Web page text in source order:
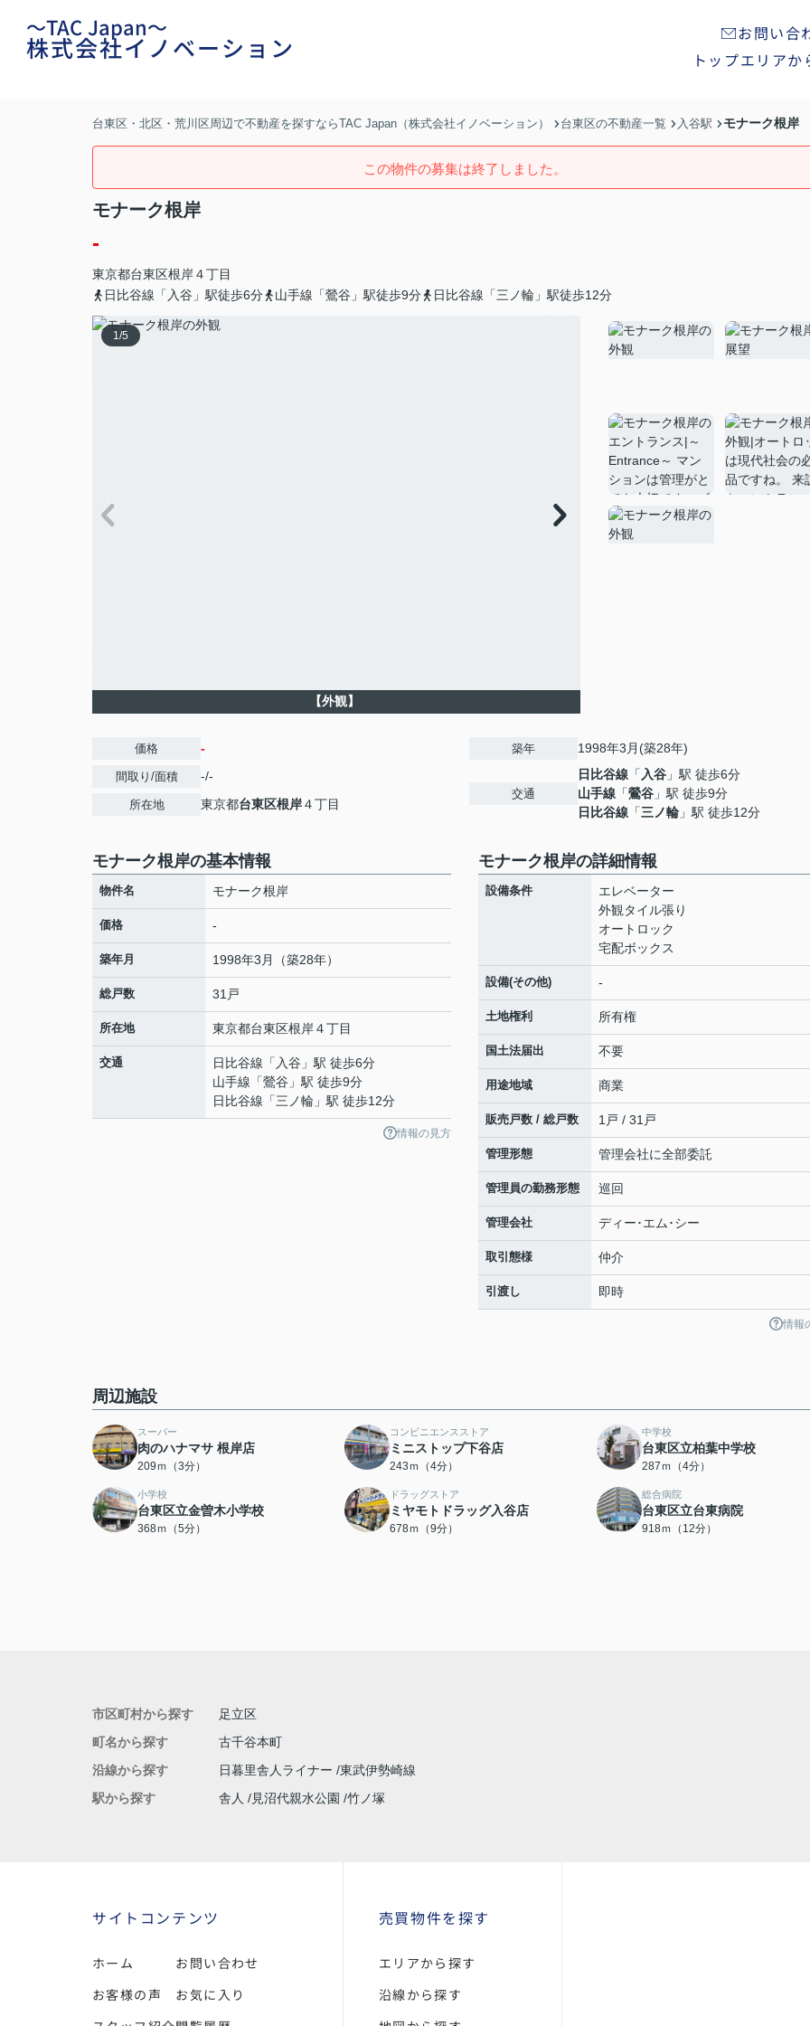
～TAC Japan～
株式会社イノベーション
お問い合
トップエリアか
台東区・北区・荒川区周辺で不動産を探すならTAC Japan（株式会社イノベーション） 台東区の不動産一覧 入谷駅 モナーク根岸
この物件の募集は終了しました。
モナーク根岸
-
東京都台東区根岸４丁目
日比谷線「入谷」駅徒歩6分
山手線「鶯谷」駅徒歩9分 日比谷線「三ノ輪」駅徒歩12分
1/5
【外観】
価格 -
間取り/面積 -/-
所在地 東京都台東区根岸４丁目
築年 1998年3月(築28年)
交通
日比谷線 「 入谷 」駅 徒歩6分
山手線 「鶯谷 」駅 徒歩9分
日比谷線 「三ノ輪 」駅 徒歩12分
モナーク根岸の基本情報
物件名 モナーク根岸
価格 -
築年月 1998年3月（築28年）
総戸数 31戸
所在地 東京都台東区根岸４丁目
交通 日比谷線 「 入谷 」駅 徒歩6分
山手線 「鶯谷 」駅 徒歩9分
日比谷線 「三ノ輪 」駅 徒歩12分
情報の見方
モナーク根岸の詳細情報
設備条件
エレベーター
外観タイル張り
オートロック
宅配ボックス
設備(その他) -
土地権利 所有権
国土法届出 不要
用途地域 商業
販売戸数 / 総戸数 1戸 / 31戸
管理形態 管理会社に全部委託
管理員の勤務形態 巡回
管理会社 ディー･エム･シー
取引態様 仲介
引渡し 即時
情報
周辺施設
スーパー
肉のハナマサ 根岸店
209ｍ（3分）
コンビニエンスストア
ミニストップ下谷店
243ｍ（4分）
中学校
台東区立柏葉中学校
287ｍ（4分）
小学校
台東区立金曽木小学校
368ｍ（5分）
ドラッグストア
ミヤモトドラッグ入谷店
678ｍ（9分）
総合病院
台東区立台東病院
918ｍ（12分）
市区町村から探す
足立区
町名から探す
古千谷本町
沿線から探す
日暮里舎人ライナー 東武伊勢崎線
駅から探す
舎人 見沼代親水公園 竹ノ塚
サイトコンテンツ
ホーム
お客様の声
お問い合わせ
お気に入り
売買物件を探す
エリアから探す
沿線から探す